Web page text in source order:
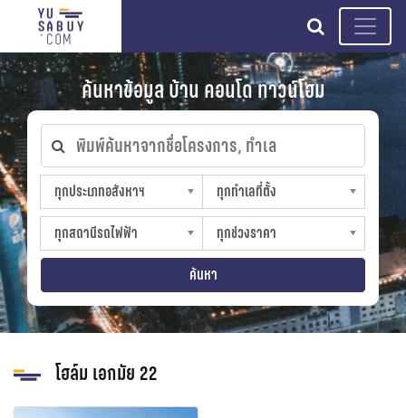
search
ค้นหาข้อมูล บ้าน คอนโด ทาวน์โฮม
พิมพ์ค้นหาจากชื่อโครงการ, ทำเล
ทุกประเภทอสังหาฯ
ทุกประเภทอสังหาฯ
sproperty
ทุกทำเลที่ตั้ง
ทุกทำเลที่ตั้ง
slocation
ทุกสถานีรถไฟฟ้า
ทุกสถานีรถไฟฟ้า
strain-station
ทุกช่วงราคา
ทุกช่วงราคา
sprice
ค้นหา
โฮล์ม เอกมัย 22